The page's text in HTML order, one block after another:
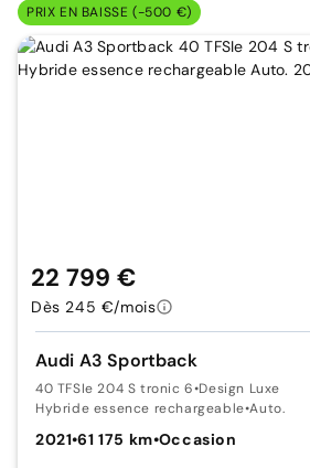
PRIX EN BAISSE (-500 €)
Audi A3 Sportback
40 TFSIe 204 S tronic 6•Design Luxe
Hybride essence rechargeable•Auto.
2021•61 175 km•Occasion
22 799 €
Dès 245 €/mois